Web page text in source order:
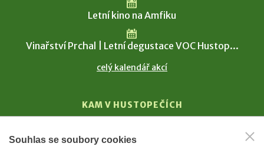
Letní kino na Amfiku
Vinařství Prchal | Letní degustace VOC Hustop...
celý kalendář akcí
KAM V HUSTOPEČÍCH
T. G. Masaryk
Souhlas se soubory cookies